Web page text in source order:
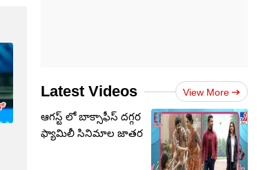
Latest Videos View More
ఆగస్ట్ లో బాక్సాఫీస్ దగ్గర
ఫ్యామిలీ సినిమాల జాతర